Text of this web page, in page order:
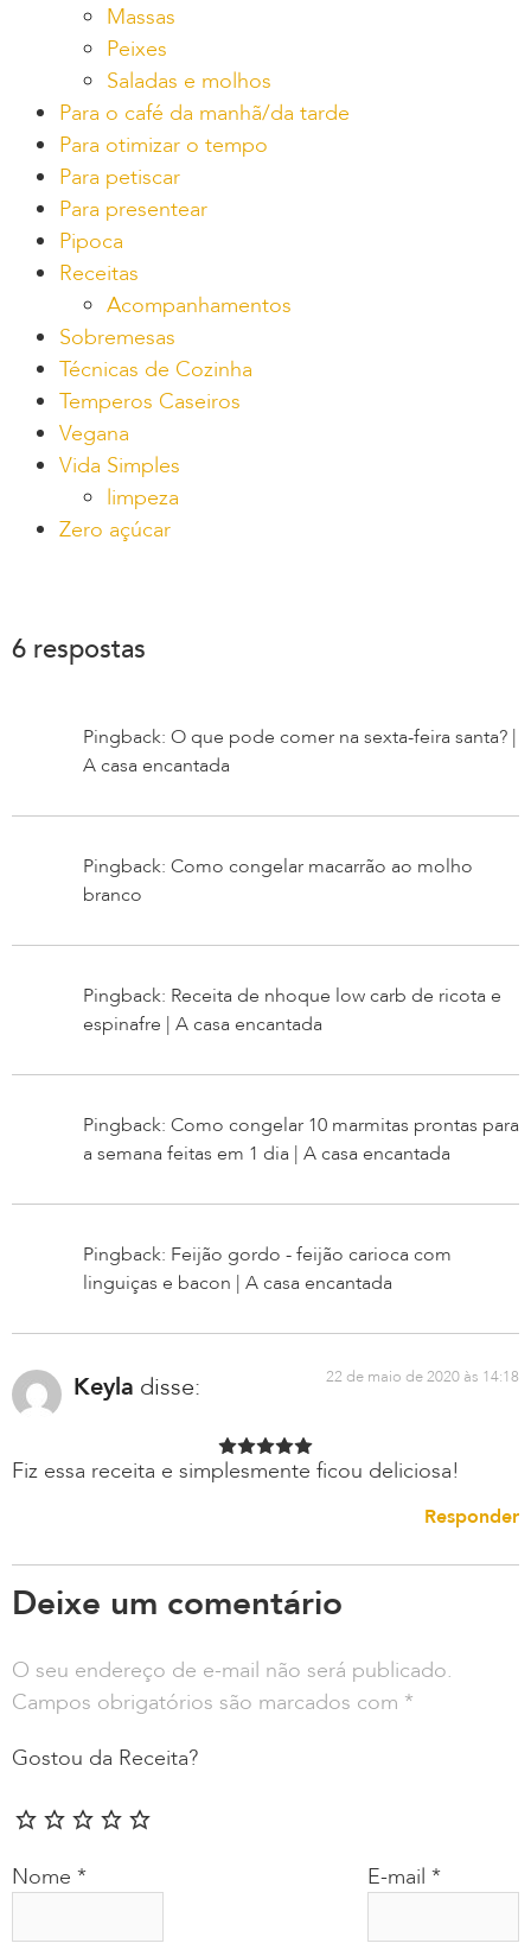
Massas
Peixes
Saladas e molhos
Para o café da manhã/da tarde
Para otimizar o tempo
Para petiscar
Para presentear
Pipoca
Receitas
Acompanhamentos
Sobremesas
Técnicas de Cozinha
Temperos Caseiros
Vegana
Vida Simples
limpeza
Zero açúcar
6 respostas
Pingback: O que pode comer na sexta-feira santa? |
A casa encantada
Pingback: Como congelar macarrão ao molho
branco
Pingback: Receita de nhoque low carb de ricota e
espinafre | A casa encantada
Pingback: Como congelar 10 marmitas prontas para
a semana feitas em 1 dia | A casa encantada
Pingback: Feijão gordo - feijão carioca com
linguiças e bacon | A casa encantada
Keyla disse: 22 de maio de 2020 às 14:18
Fiz essa receita e simplesmente ficou deliciosa!
Responder
Deixe um comentário
O seu endereço de e-mail não será publicado.
Campos obrigatórios são marcados com *
Gostou da Receita?
Nome * E-mail *